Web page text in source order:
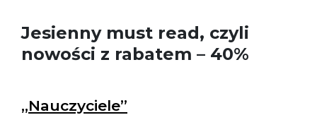
Jesienny must read, czyli
nowości z rabatem – 40%
„Nauczyciele”